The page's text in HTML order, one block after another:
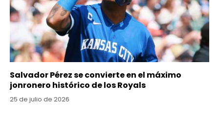
Salvador Pérez se convierte en el máximo
jonronero histórico de los Royals
25 de julio de 2026